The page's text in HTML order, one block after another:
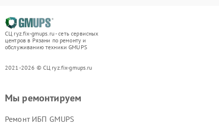
СЦ ryz.fix-gmups.ru - сеть сервисных
центров в Рязани по ремонту и
обслуживанию техники GMUPS
2021-2026 © СЦ ryz.fix-gmups.ru
Мы ремонтируем
Ремонт ИБП GMUPS